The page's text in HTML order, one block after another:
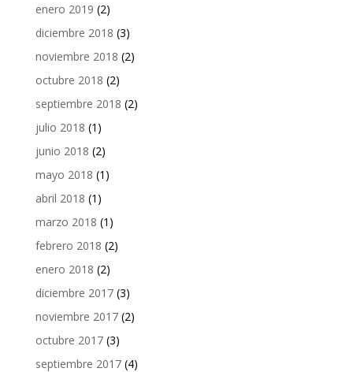
enero 2019 (2)
diciembre 2018 (3)
noviembre 2018 (2)
octubre 2018 (2)
septiembre 2018 (2)
julio 2018 (1)
junio 2018 (2)
mayo 2018 (1)
abril 2018 (1)
marzo 2018 (1)
febrero 2018 (2)
enero 2018 (2)
diciembre 2017(3)
noviembre 2017(2)
octubre 2017(3)
septiembre 2017(4)